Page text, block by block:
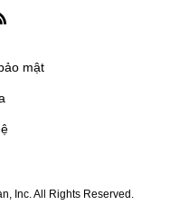
mật
Inc. All Rights Reserved.